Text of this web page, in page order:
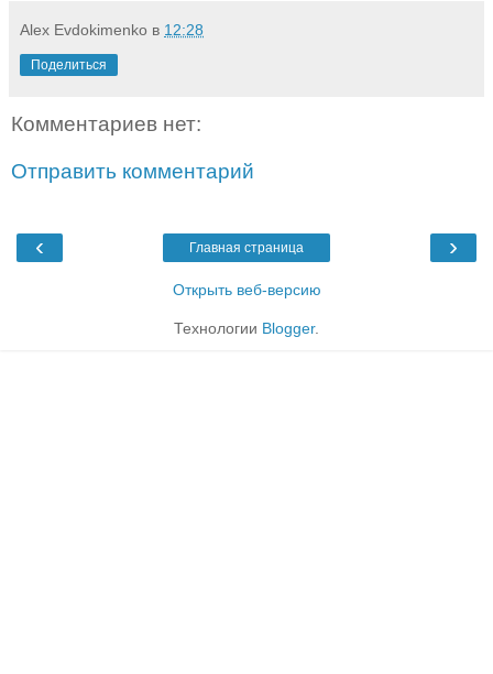
Alex Evdokimenko в 12:28
Поделиться
Комментариев нет:
Отправить комментарий
‹ ›
Главная страница
Открыть веб-версию
Технологии Blogger.